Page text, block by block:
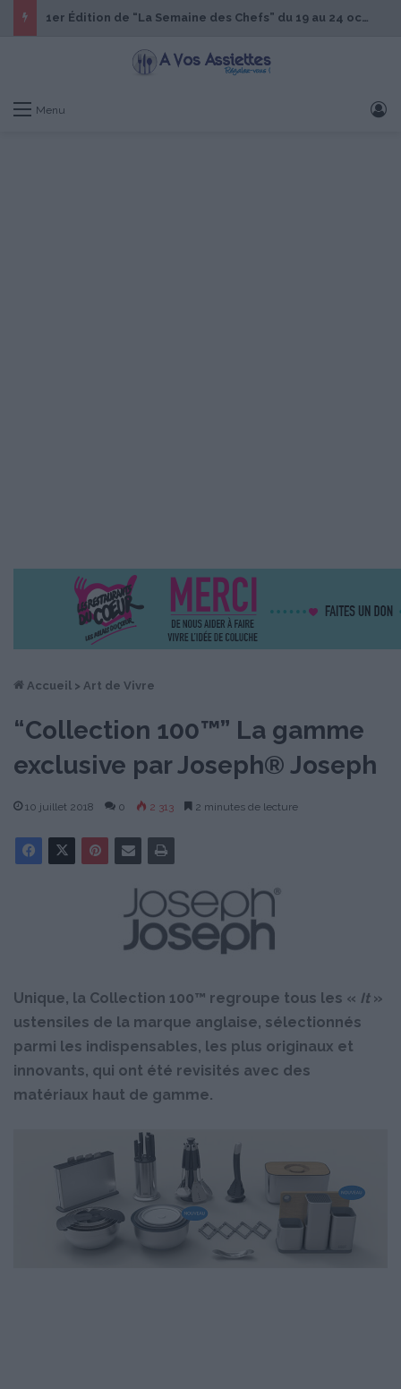
1er Édition de “La Semaine des Chefs” du 19 au 24 octobre 2026
Menu
Accueil > Art de Vivre
“Collection 100™” La gamme
exclusive par Joseph® Joseph
10 juillet 2018 0 2 313 2 minutes de lecture
Unique, la Collection 100™ regroupe tous les « It»
ustensiles de la marque anglaise, sélectionnés
parmi les indispensables, les plus originaux et
innovants, qui ont été revisités avec des
matériaux haut de gamme.